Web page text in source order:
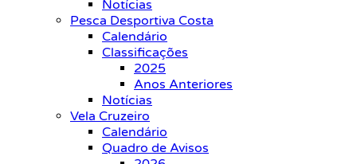
Notícias
Pesca Desportiva Costa
Calendário
Classificações
2025
Anos Anteriores
Notícias
Vela Cruzeiro
Calendário
Quadro de Avisos